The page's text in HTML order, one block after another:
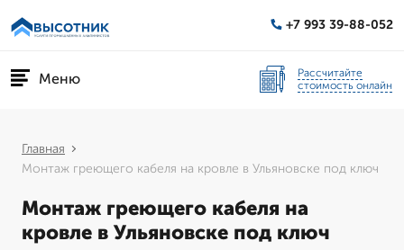
+7 993 39-88-052
Меню
Рассчитайте
стоимость онлайн
Главная
Монтаж греющего кабеля на кровле в Ульяновске под ключ
Монтаж греющего кабеля на
кровле в Ульяновске под ключ